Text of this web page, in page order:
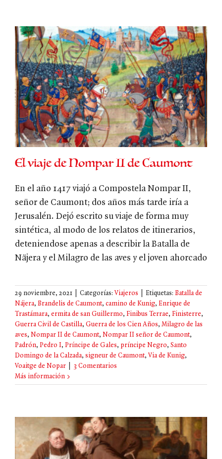
El viaje de Nompar II de Caumont
En el año 1417 viajó a Compostela Nompar II,
señor de Caumont; dos años más tarde iría a
Jerusalén. Dejó escrito su viaje de forma muy
sintética, al modo de los relatos de itinerarios,
deteniendose apenas a describir la Batalla de
Näjera y el Milagro de las aves y el joven ahorcado
29 noviembre, 2021 Categorías: Viajeros Etiquetas: Batalla de
Nájera, Brandelis de Caumont, camino de Kunig, Enrique de
Trastámara, ermita de san Guillermo, Finibus Terrae, Finisterre,
Guerra Civil de Castilla, Guerra de los Cien Años, Milagro de las
aves, Nompar II de Caumont, Nompar II señor de Caumont,
Padrón, Pedro I, Príncipe de Gales, príncipe Negro, Santo
Domingo de la Calzada, signeur de Caumont, Via de Kunig,
Voaitge de Nopar
3 Comentarios
Más información